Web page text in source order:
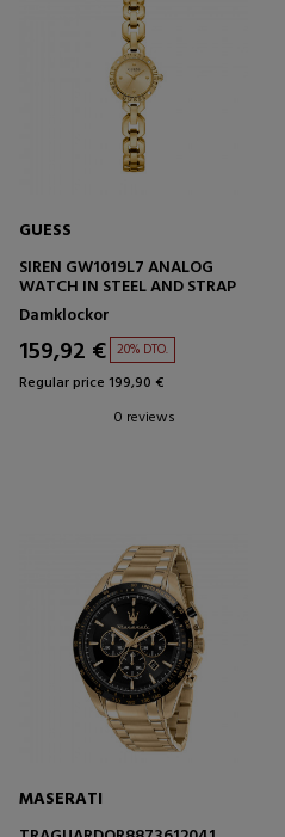
GUESS
SIREN GW1019L7 ANALOG
WATCH IN STEEL AND STRAP
Damklockor
159,92 € 20% DTO.
Regular price 199,90 €
0 reviews
MASERATI